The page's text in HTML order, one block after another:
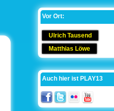
Vor Ort:
Ulrich Tausend
Matthias Löwe
Auch hier ist PLAY13